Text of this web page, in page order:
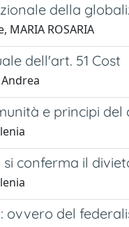
della
MARIA ROSARIA
dell'art. 51 Cost
e principi del
si conferma il
ovvero del